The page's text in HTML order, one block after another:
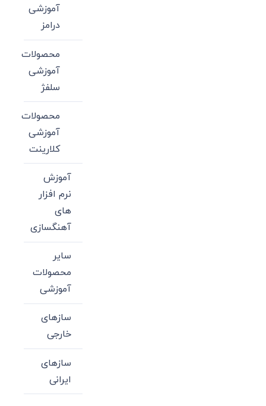
آموزشی
درامز
محصولات
آموزشی
سلفژ
محصولات
آموزشی
کلارینت
آموزش
نرم افزار
های
آهنگسازی
سایر
محصولات
آموزشی
سازهای
خارجی
سازهای
ایرانی